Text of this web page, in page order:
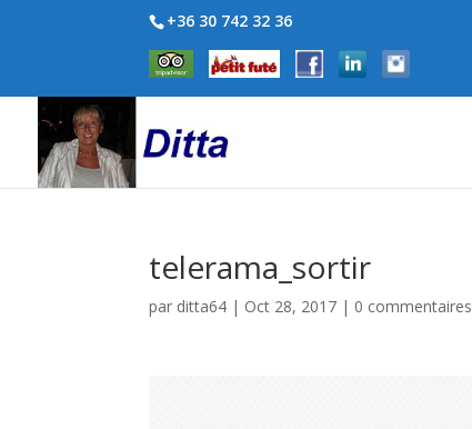
+36 30 742 32 36
telerama_sortir
par ditta64 | Oct 28, 2017 | 0 commentaires